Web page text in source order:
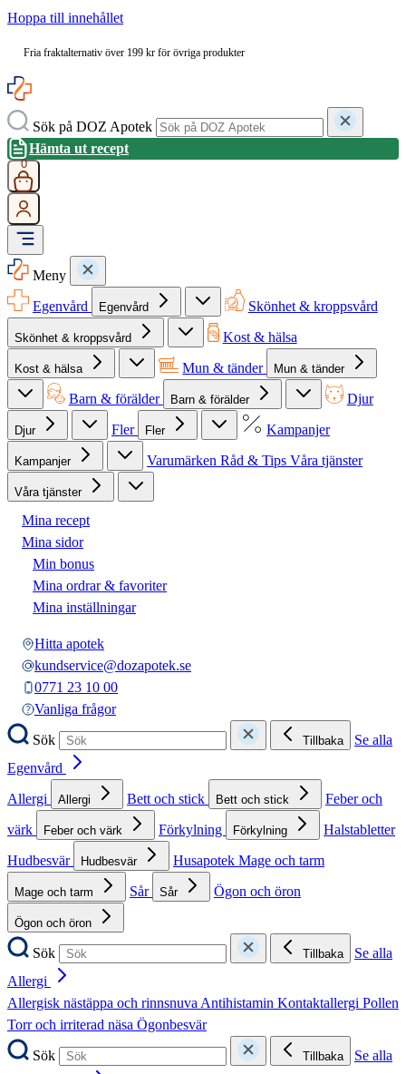
Hoppa till innehållet
Fria fraktalternativ över 199 kr för övriga produkter
Sök på DOZ Apotek
Hämta ut recept
0
Meny
Egenvård
Egenvård Skönhet & kroppsvård
Skönhet & kroppsvård Kost & hälsa
Kost & hälsa Mun & tänder Mun & tänder
Barn & förälder Barn & förälder Djur
Djur Fler Fler Kampanjer
Kampanjer Varumärken Råd & Tips Våra tjänster
Våra tjänster
Mina recept
Mina sidor
Min bonus
Mina ordrar & favoriter
Mina inställningar
Hitta apotek
kundservice@dozapotek.se
0771 23 10 00
Vanliga frågor
Sök
Tillbaka
Se alla
Egenvård
Allergi
Allergi Bett och stick Bett och stick
Feber och
värk
Feber och värk Förkylning Förkylning
Halstabletter
Hudbesvär
Hudbesvär Husapotek Mage och tarm
Mage och tarm Sår Sår Ögon och öron
Ögon och öron
Sök Tillbaka
Se alla
Allergi
Allergisk nästäppa och rinnsnuvaAntihistamin Kontaktallergi Pollen
Torr och irriterad näsa Ögonbesvär
Sök
Tillbaka
Se alla